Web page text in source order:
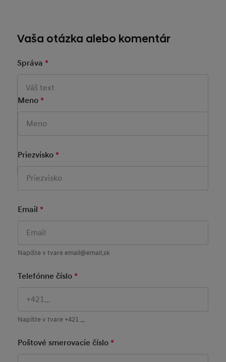
Vaša otázka alebo komentár
Správa*
Meno *Mandatory Field
Priezvisko *Mandatory Field
Email *Mandatory Field
Napíšte v tvare email@email.sk
Telefónne číslo *Mandatory Field
Napíšte v tvare +421 ...
Poštové smerovacie číslo *Mandatory Field